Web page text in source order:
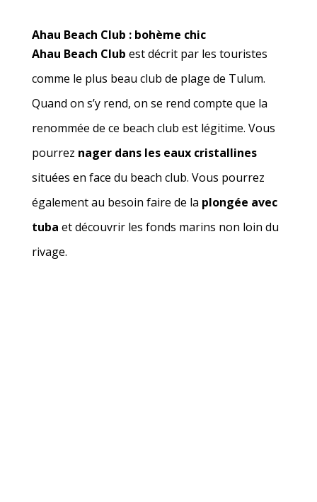
Ahau Beach Club : bohème chic
Ahau Beach Club est décrit par les touristes
comme le plus beau club de plage de Tulum.
Quand on s’y rend, on se rend compte que la
renommée de ce beach club est légitime. Vous
pourrez nager dans les eaux cristallines
situées en face du beach club. Vous pourrez
également au besoin faire de la plongée avec
tuba et découvrir les fonds marins non loin du
rivage.